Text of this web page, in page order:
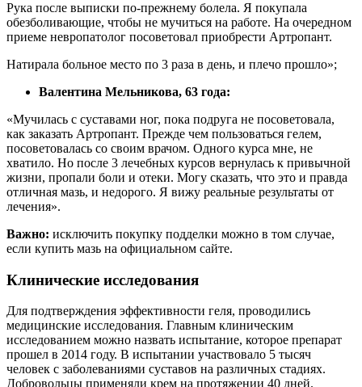
Рука после выписки по-прежнему болела. Я покупала
обезболивающие, чтобы не мучиться на работе. На очередном
приеме невропатолог посоветовал приобрести Артропант.
Натирала больное место по 3 раза в день, и плечо прошло»;
Валентина Мельникова, 63 года:
«Мучилась с суставами ног, пока подруга не посоветовала,
как заказать Артропант. Прежде чем пользоваться гелем,
посоветовалась со своим врачом. Одного курса мне, не
хватило. Но после 3 лечебных курсов вернулась к привычной
жизни, пропали боли и отеки. Могу сказать, что это и правда
отличная мазь, и недорого. Я вижу реальные результаты от
лечения».
Важно: исключить покупку подделки можно в том случае,
если купить мазь на официальном сайте.
Клинические исследования
Для подтверждения эффективности геля, проводились
медицинские исследования. Главным клиническим
исследованием можно назвать испытание, которое препарат
прошел в 2014 году. В испытании участвовало 5 тысяч
человек с заболеваниями суставов на различных стадиях.
Добровольцы применяли крем на протяжении 40 дней.